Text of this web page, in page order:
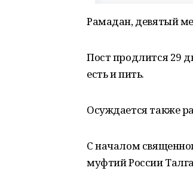
Рамадан, девятый
Пост продлится 29
есть и пить.
Осуждается также
С началом
муфтий России